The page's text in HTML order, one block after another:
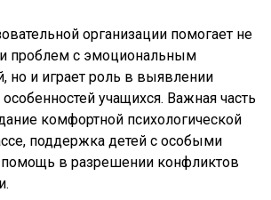
организации помогает не
проблем с эмоциональным
но и играет роль в выявлении
учащихся. Важная часть
комфортной психологической
поддержка детей с особыми
помощь в разрешении конфликтов